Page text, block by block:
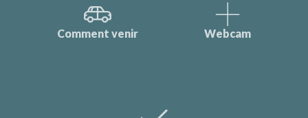
Comment venir Webcam